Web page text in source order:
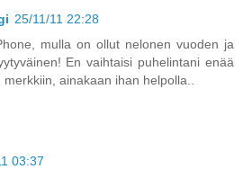
25/11/11 22:28
mulla on ollut nelonen vuoden ja
En vaihtaisi puhelintani enää
ainakaan ihan helpolla..
03:37